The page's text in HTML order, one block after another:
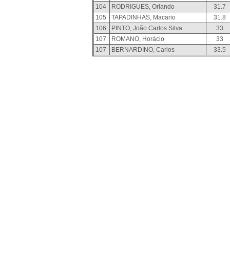
104 RODRIGUES, Orlando
31.7
105
TAPADINHAS, Macario
31.8
106
PINTO, João Carlos Silva
33
107
ROMANO, Horácio
33
107
BERNARDINO, Carlos 33.5